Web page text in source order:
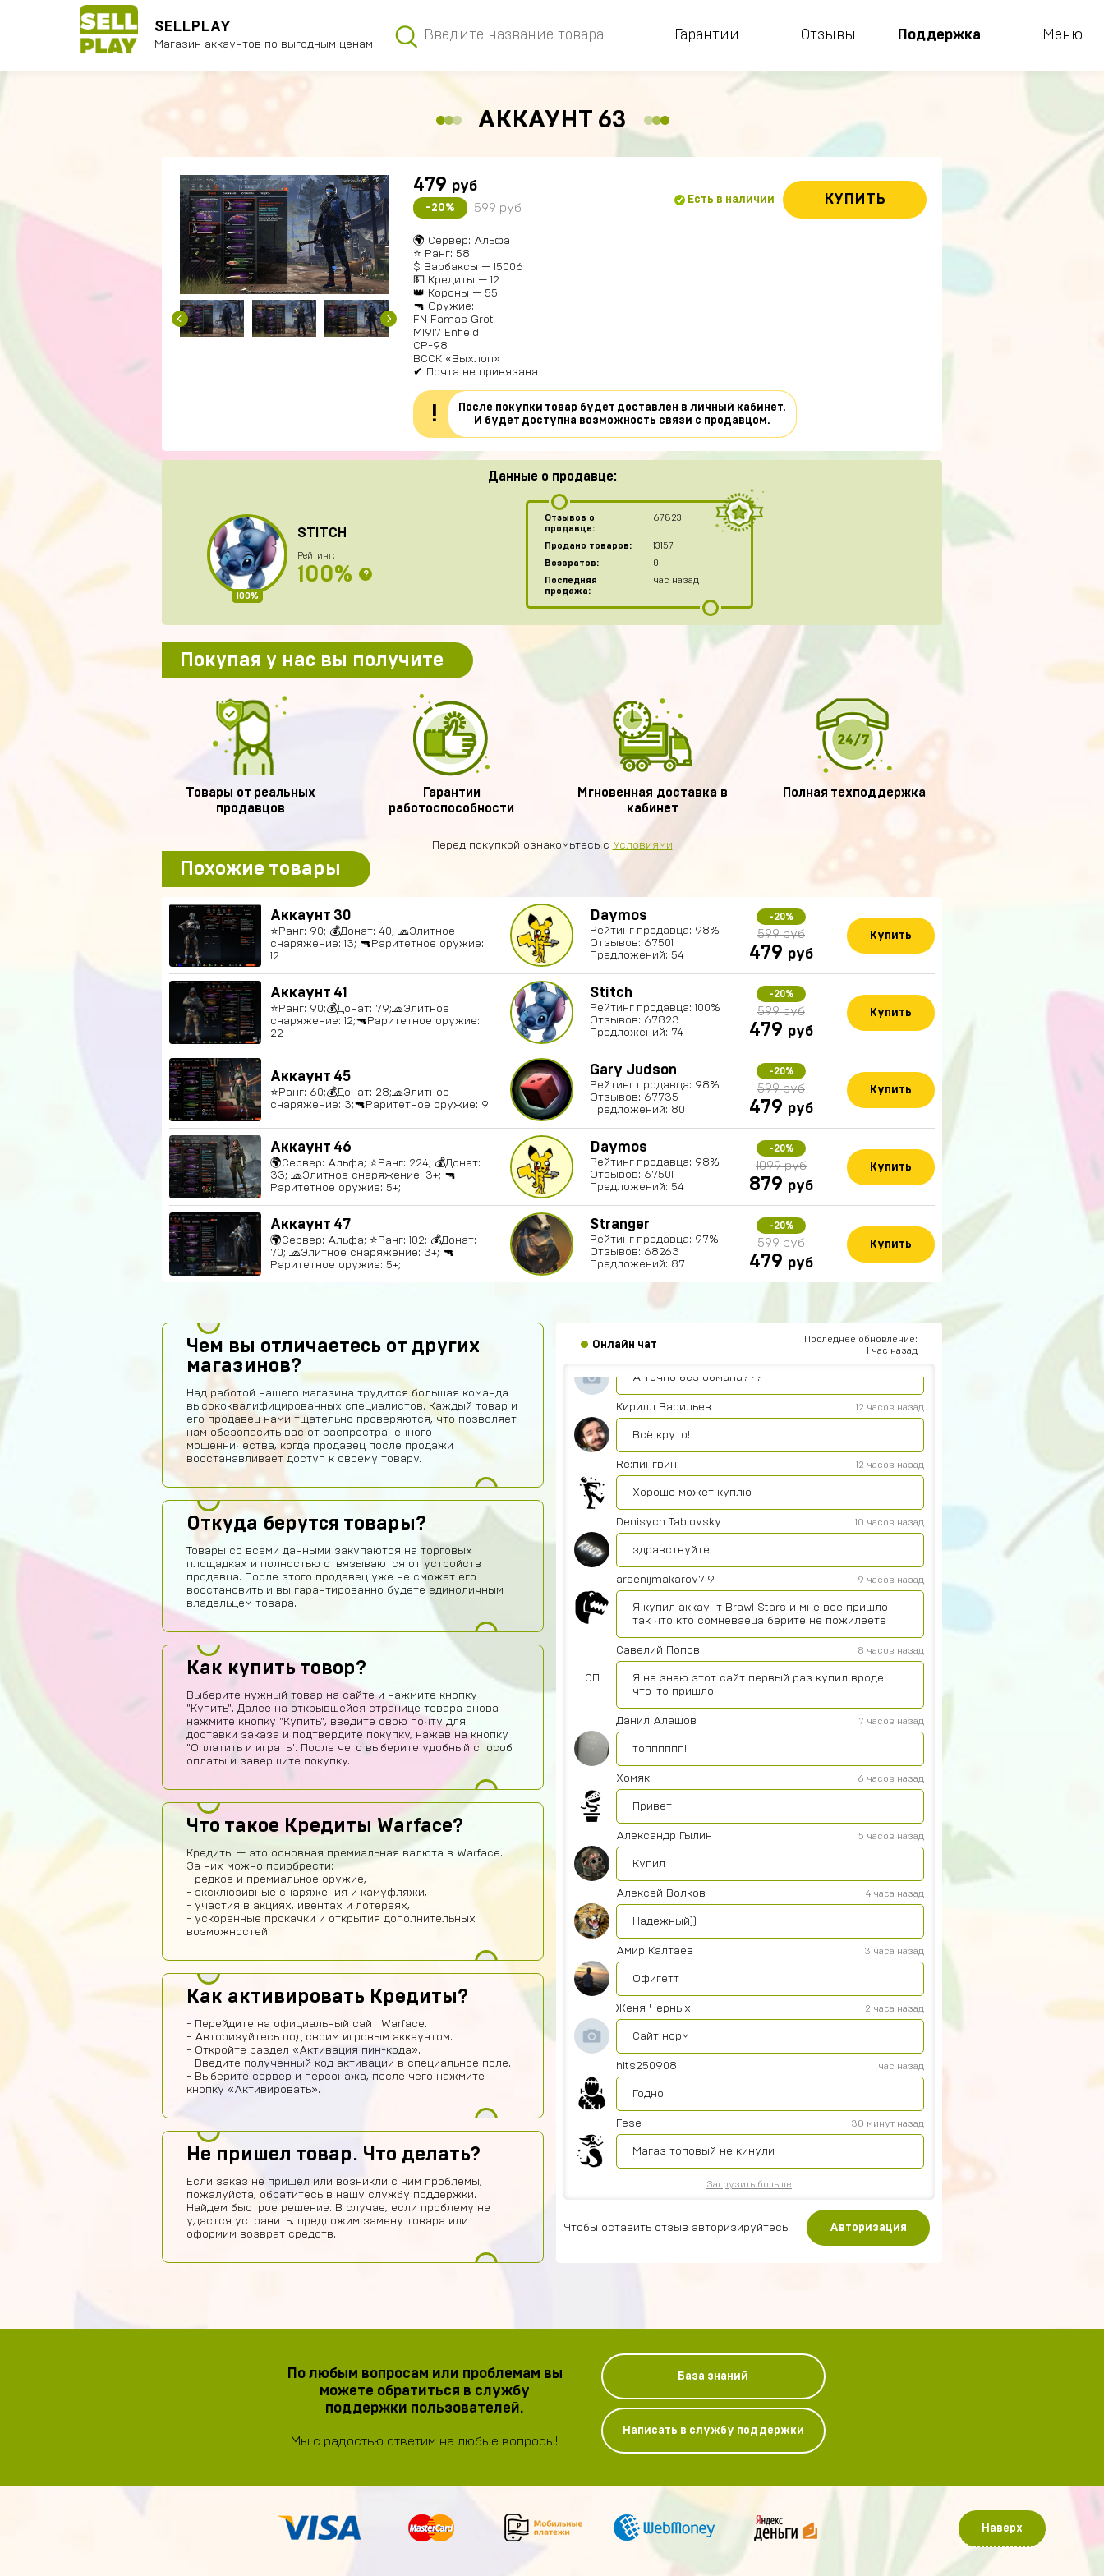
SELLPLAY
Магазин аккаунтов по выгодным ценам
Гарантии Отзывы Поддержка Меню
АККАУНТ 63
479 руб
-20% 599 руб
Есть в наличии КУПИТЬ
🌍 Сервер: Альфа
⭐ Ранг: 58
$ Варбаксы — 15006
💵 Кредиты — 12
👑 Короны — 55
🔫 Оружие:
FN Famas Grot
M1917 Enfield
СР-98
ВССК «Выхлоп»
✔ Почта не привязана
!
После покупки товар будет доставлен в личный кабинет.
И будет доступна возможность связи с продавцом.
Данные о продавце:
100%
STITCH
Рейтинг:
100% ?
Отзывов о
продавце:
67823
Продано товаров:
13157
Возвратов:
0
Последняя
продажа:
час назад
Покупая у нас вы получите
Товары от реальных
продавцов
Гарантии
работоспособности
Мгновенная доставка в
кабинет
Полная техподдержка
Перед покупкой ознакомьтесь с Условиями
Похожие товары
Аккаунт 30
⭐️Ранг: 90; 💰Донат: 40; 🧢Элитное
снаряжение: 13; 🔫Раритетное оружие:
12
Daymos
Рейтинг продавца: 98%
Отзывов: 67501
Предложений: 54
-20%
599 руб
479 руб
Купить
Аккаунт 41
⭐️Ранг: 90;💰Донат: 79;🧢Элитное
снаряжение: 12;🔫Раритетное оружие:
22
Stitch
Рейтинг продавца: 100%
Отзывов: 67823
Предложений: 74
-20%
599 руб
479 руб
Купить
Аккаунт 45
⭐️Ранг: 60;💰Донат: 28;🧢Элитное
снаряжение: 3;🔫Раритетное оружие: 9
Gary Judson
Рейтинг продавца: 98%
Отзывов: 67735
Предложений: 80
-20%
599 руб
479 руб
Купить
Аккаунт 46
🌍Сервер: Альфа; ⭐️Ранг: 224; 💰Донат:
33; 🧢Элитное снаряжение: 3+; 🔫
Раритетное оружие: 5+;
Daymos
Рейтинг продавца: 98%
Отзывов: 67501
Предложений: 54
-20%
1099 руб
879 руб
Купить
Аккаунт 47
🌍Сервер: Альфа; ⭐️Ранг: 102; 💰Донат:
70; 🧢Элитное снаряжение: 3+; 🔫
Раритетное оружие: 5+;
Stranger
Рейтинг продавца: 97%
Отзывов: 68263
Предложений: 87
-20%
599 руб
479 руб
Купить
Чем вы отличаетесь от других
магазинов?
Над работой нашего магазина трудится большая команда
высококвалифицированных специалистов. Каждый товар и
его продавец нами тщательно проверяются, что позволяет
нам обезопасить вас от распространенного
мошенничества, когда продавец после продажи
восстанавливает доступ к своему товару.
Откуда берутся товары?
Товары со всеми данными закупаются на торговых
площадках и полностью отвязываются от устройств
продавца. После этого продавец уже не сможет его
восстановить и вы гарантированно будете единоличным
владельцем товара.
Как купить товор?
Выберите нужный товар на сайте и нажмите кнопку
"Купить". Далее на открывшейся странице товара снова
нажмите кнопку "Купить", введите свою почту для
доставки заказа и подтвердите покупку, нажав на кнопку
"Оплатить и играть". После чего выберите удобный способ
оплаты и завершите покупку.
Что такое Кредиты Warface?
Кредиты — это основная премиальная валюта в Warface.
За них можно приобрести:
- редкое и премиальное оружие,
- эксклюзивные снаряжения и камуфляжи,
- участия в акциях, ивентах и лотереях,
- ускоренные прокачки и открытия дополнительных
возможностей.
Как активировать Кредиты?
- Перейдите на официальный сайт Warface.
- Авторизуйтесь под своим игровым аккаунтом.
- Откройте раздел «Активация пин-кода».
- Введите полученный код активации в специальное поле.
- Выберите сервер и персонажа, после чего нажмите
кнопку «Активировать».
Не пришел товар. Что делать?
Если заказ не пришёл или возникли с ним проблемы,
пожалуйста, обратитесь в нашу службу поддержки.
Найдем быстрое решение. В случае, если проблему не
удастся устранить, предложим замену товара или
оформим возврат средств.
Онлайн чат
Последнее обновление:
1 час назад
15 часов назад
Дании Бабин 13 часов назад
А точно без обмана???
Кирилл Васильев 12 часов назад
Всё круто!
Re:пингвин 12 часов назад
Хорошо может куплю
Denisych Tablovsky 10 часов назад
здравствуйте
arsenijmakarov719 9 часов назад
Я купил аккаунт Brawl Stars и мне все пришло
так что кто сомневаеца берите не пожилеете
СП
Савелий Попов 8 часов назад
Я не знаю этот сайт первый раз купил вроде
что-то пришло
Данил Алашов 7 часов назад
топппппп!
Хомяк 6 часов назад
Привет
Александр Гылин 5 часов назад
Купил
Алексей Волков 4 часа назад
Надежный))
Амир Калтаев 3 часа назад
Офигетт
Женя Черных 2 часа назад
Сайт норм
hits250908 час назад
Годно
Fese 30 минут назад
Магаз топовый не кинули
Загрузить больше
Чтобы оставить отзыв авторизируйтесь. Авторизация
По любым вопросам или проблемам вы
можете обратиться в службу
поддержки пользователей.
Мы с радостью ответим на любые вопросы!
База знаний
Написать в службу поддержки
Наверх